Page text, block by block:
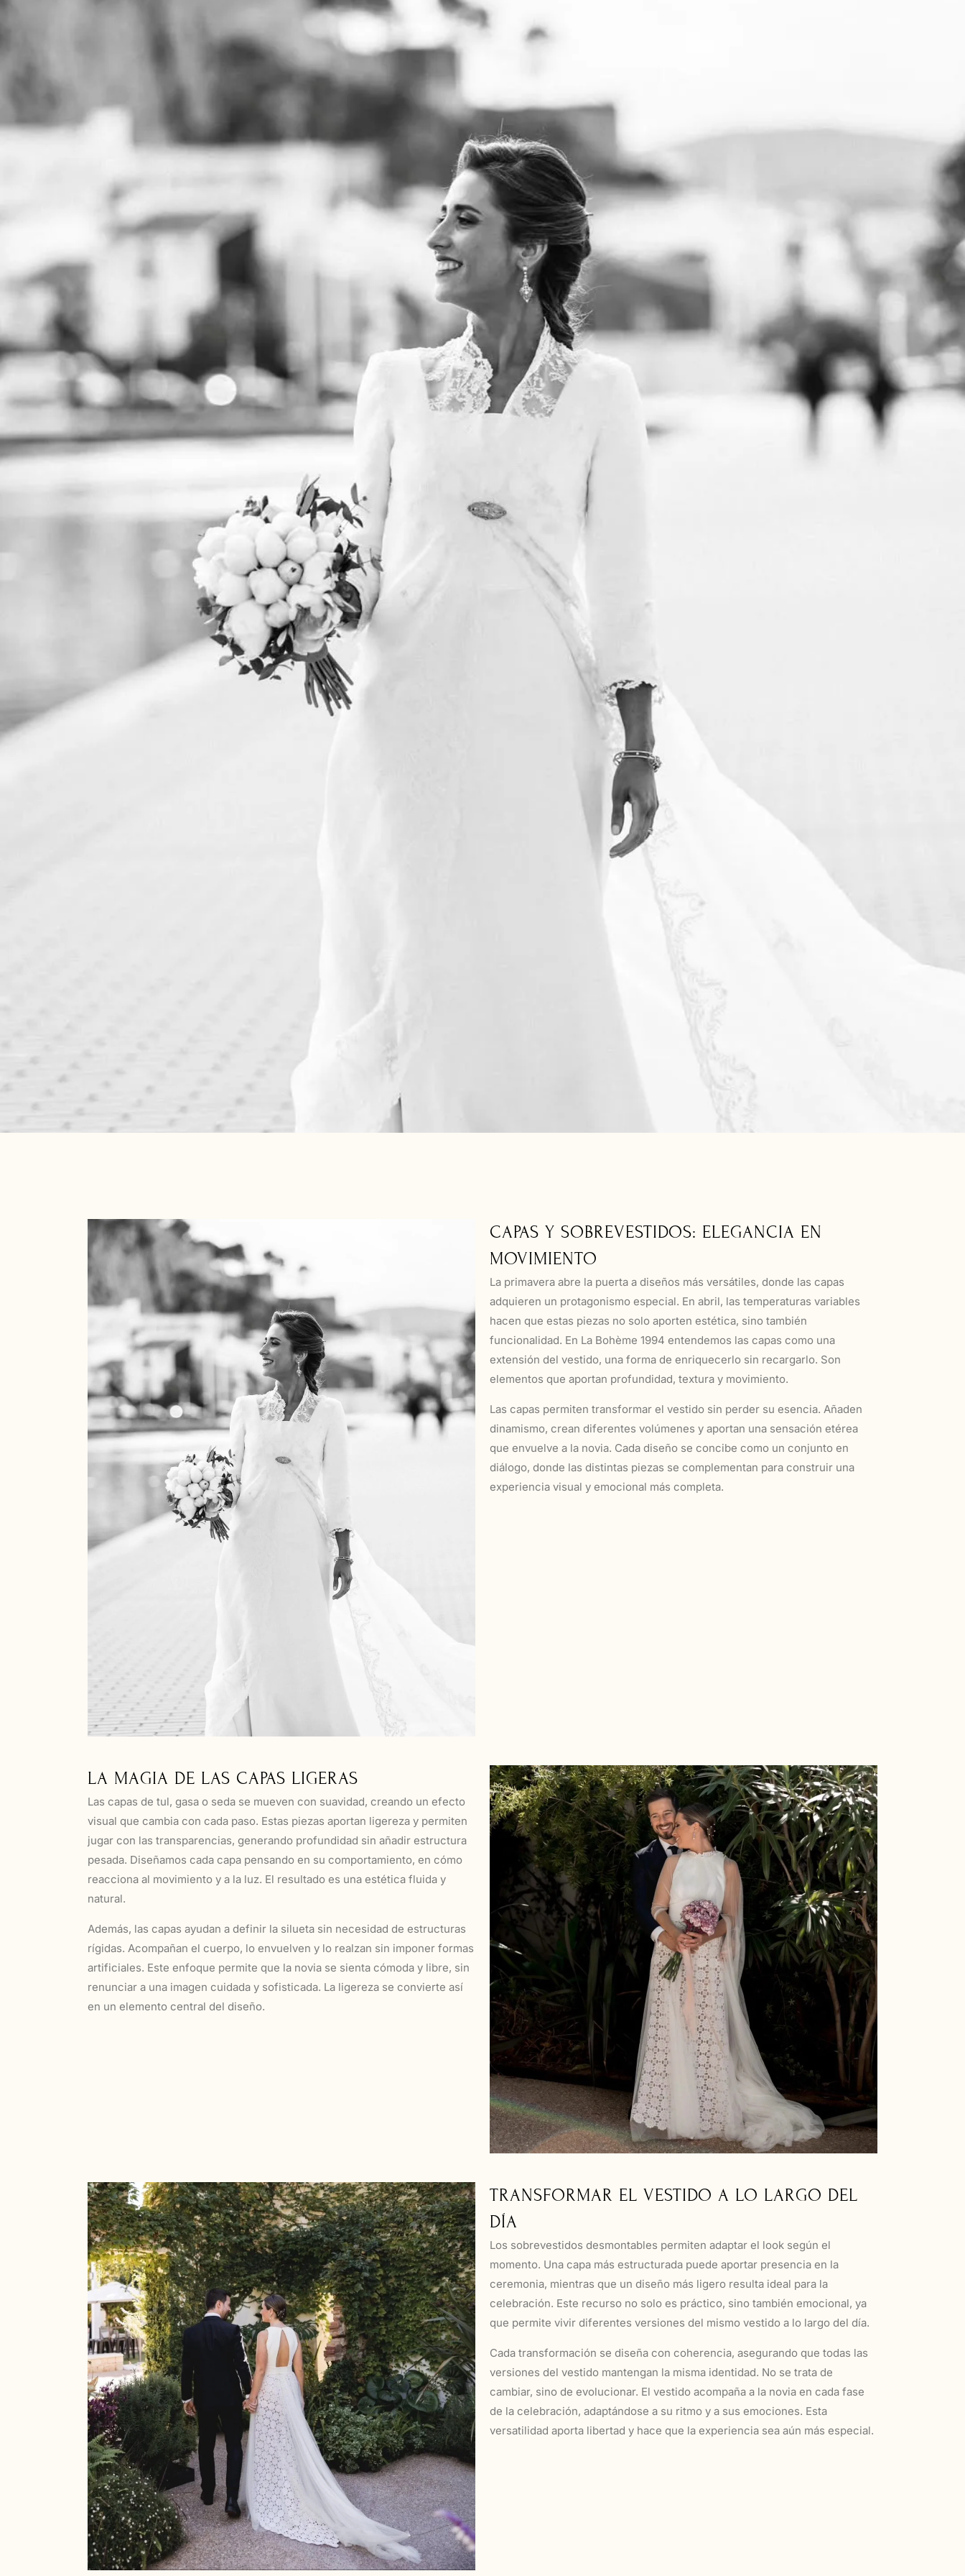
CAPAS Y SOBREVESTIDOS: ELEGANCIA EN
MOVIMIENTO
La primavera abre la puerta a diseños más versátiles, donde las capas
adquieren un protagonismo especial. En abril, las temperaturas variables
hacen que estas piezas no solo aporten estética, sino también
funcionalidad. En La Bohème 1994 entendemos las capas como una
extensión del vestido, una forma de enriquecerlo sin recargarlo. Son
elementos que aportan profundidad, textura y movimiento.
Las capas permiten transformar el vestido sin perder su esencia. Añaden
dinamismo, crean diferentes volúmenes y aportan una sensación etérea
que envuelve a la novia. Cada diseño se concibe como un conjunto en
diálogo, donde las distintas piezas se complementan para construir una
experiencia visual y emocional más completa.
LA MAGIA DE LAS CAPAS LIGERAS
Las capas de tul, gasa o seda se mueven con suavidad, creando un efecto
visual que cambia con cada paso. Estas piezas aportan ligereza y permiten
jugar con las transparencias, generando profundidad sin añadir estructura
pesada. Diseñamos cada capa pensando en su comportamiento, en cómo
reacciona al movimiento y a la luz. El resultado es una estética fluida y
natural.
Además, las capas ayudan a definir la silueta sin necesidad de estructuras
rígidas. Acompañan el cuerpo, lo envuelven y lo realzan sin imponer formas
artificiales. Este enfoque permite que la novia se sienta cómoda y libre, sin
renunciar a una imagen cuidada y sofisticada. La ligereza se convierte así
en un elemento central del diseño.
TRANSFORMAR EL VESTIDO A LO LARGO DEL
DÍA
Los sobrevestidos desmontables permiten adaptar el look según el
momento. Una capa más estructurada puede aportar presencia en la
ceremonia, mientras que un diseño más ligero resulta ideal para la
celebración. Este recurso no solo es práctico, sino también emocional, ya
que permite vivir diferentes versiones del mismo vestido a lo largo del día.
Cada transformación se diseña con coherencia, asegurando que todas las
versiones del vestido mantengan la misma identidad. No se trata de
cambiar, sino de evolucionar. El vestido acompaña a la novia en cada fase
de la celebración, adaptándose a su ritmo y a sus emociones. Esta
versatilidad aporta libertad y hace que la experiencia sea aún más especial.